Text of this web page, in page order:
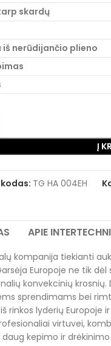
skardų
nerūdijančio plieno
Į
TG HA 004EH
APIE
kompanija tiekianti
Europoje ne tik
konvekcinių
sprendimams bei
rinkos lyderių Europoje
virtuvei,
kepimo ir